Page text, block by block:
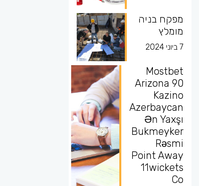
מפקח בניה
מומלץ
7 ביוני 2024
Mostbet
Arizona 90
Kazino
Azerbaycan
Ən Yaxşı
Bukmeyker
Rəsmi
Point Away
11wickets
Co